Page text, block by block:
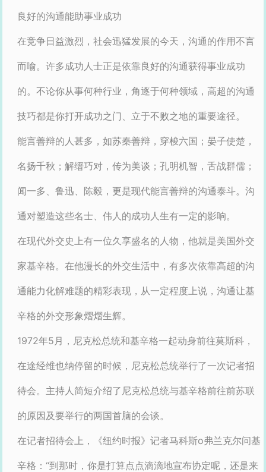
良好的沟通能助事业成功
在竞争日益激烈，社会迅猛发展的今天，沟通的作用不言
而喻。许多成功人士正是依靠良好的沟通获得事业成功
的。不论你从事何种行业，角逐于何种领域，高超的沟通
技巧都是你打开成功之门、立于不败之地的重要途径。
能言善辩的人甚多，如苏秦善辩，穿梭六国；晏子使楚，
名扬千秋；解缙巧对，传为美谈；孔明机智，舌战群儒；
闻一多、鲁迅、陈毅，更是现代能言善辩的沟通泰斗。沟
通对塑造这些名士、伟人的成功人生有一定的影响。
在现代外交史上有一位久享盛名的人物，他就是美国外交
家基辛格。在他漫长的外交生活中，有多次依靠高超的沟
通能力化解难题的精彩表现，从一定程度上说，沟通让基
辛格的外交形象熠熠生辉。
1972年5月，尼克松总统和基辛格一起动身前往莫斯科，
在途经维也纳停留的时候，尼克松总统举行了一次记者招
待会。主持人简短介绍了尼克松总统与基辛格前往前苏联
的原因及要举行的两国首脑的会谈。
在记者招待会上，《纽约时报》记者马科斯o弗兰克尔问基
辛格：“到那时，你是打算点点滴滴地宣布协定呢，还是来